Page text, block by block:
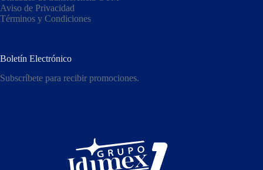
Aviso de Privacidad
Términos y Condiciones
Boletín Electrónico
Subscríbete para recibir promociones.